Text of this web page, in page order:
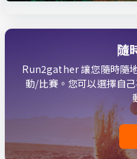
隨
Run2gather 讓您隨時隨
動/比賽。您可以選擇自